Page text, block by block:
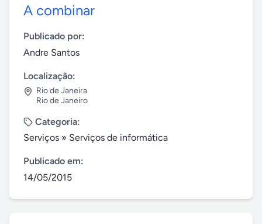
A combinar
Publicado por:
Andre Santos
Localização:
Rio de Janeira
Rio de Janeiro
Categoria:
Serviços » Serviços de informática
Publicado em:
14/05/2015